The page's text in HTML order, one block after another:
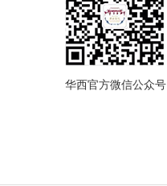
华西官方微信公众号